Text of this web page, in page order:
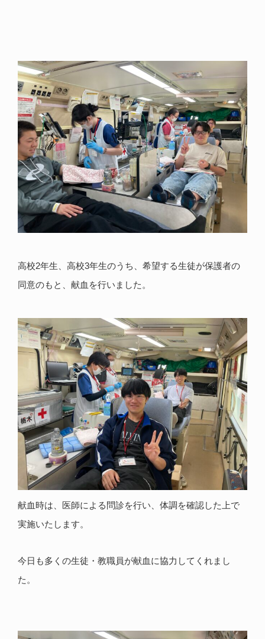
高校2年生、高校3年生のうち、希望する生徒が保護者の
同意のもと、献血を行いました。
献血時は、医師による問診を行い、体調を確認した上で
実施いたします。
今日も多くの生徒・教職員が献血に協力してくれまし
た。